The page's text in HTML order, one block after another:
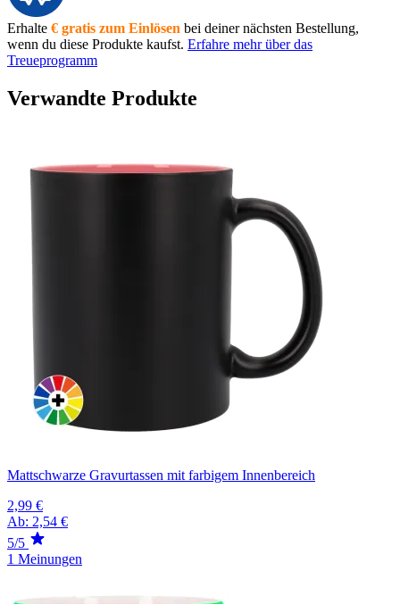
Erhalte € gratis zum Einlösen bei deiner nächsten Bestellung,
wenn du diese Produkte kaufst. Erfahre mehr über das
Treueprogramm
Verwandte Produkte
Mattschwarze Gravurtassen mit farbigem Innenbereich
2,99 €
Ab: 2,54 €
5/5
1 Meinungen